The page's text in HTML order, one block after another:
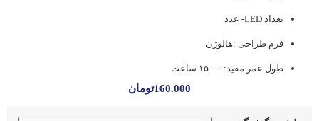
تعداد LED- عدد
فرم طراحی :هالوژن
طول عمر مفید:۱۵۰۰۰ ساعت
160.000تومان